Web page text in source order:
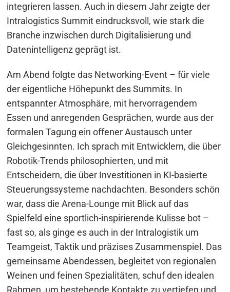
integrieren lassen. Auch in diesem Jahr zeigte der
Intralogistics Summit eindrucksvoll, wie stark die
Branche inzwischen durch Digitalisierung und
Datenintelligenz geprägt ist.
Am Abend folgte das Networking-Event – für viele
der eigentliche Höhepunkt des Summits. In
entspannter Atmosphäre, mit hervorragendem
Essen und anregenden Gesprächen, wurde aus der
formalen Tagung ein offener Austausch unter
Gleichgesinnten. Ich sprach mit Entwicklern, die über
Robotik-Trends philosophierten, und mit
Entscheidern, die über Investitionen in KI-basierte
Steuerungssysteme nachdachten. Besonders schön
war, dass die Arena-Lounge mit Blick auf das
Spielfeld eine sportlich-inspirierende Kulisse bot –
fast so, als ginge es auch in der Intralogistik um
Teamgeist, Taktik und präzises Zusammenspiel. Das
gemeinsame Abendessen, begleitet von regionalen
Weinen und feinen Spezialitäten, schuf den idealen